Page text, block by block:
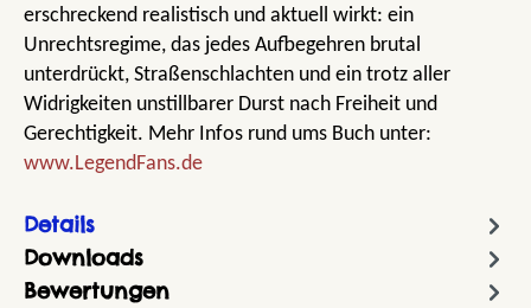
erschreckend realistisch und aktuell wirkt: ein
Unrechtsregime, das jedes Aufbegehren brutal
unterdrückt, Straßenschlachten und ein trotz aller
Widrigkeiten unstillbarer Durst nach Freiheit und
Gerechtigkeit. Mehr Infos rund ums Buch unter:
www.LegendFans.de
Details
Downloads
Bewertungen